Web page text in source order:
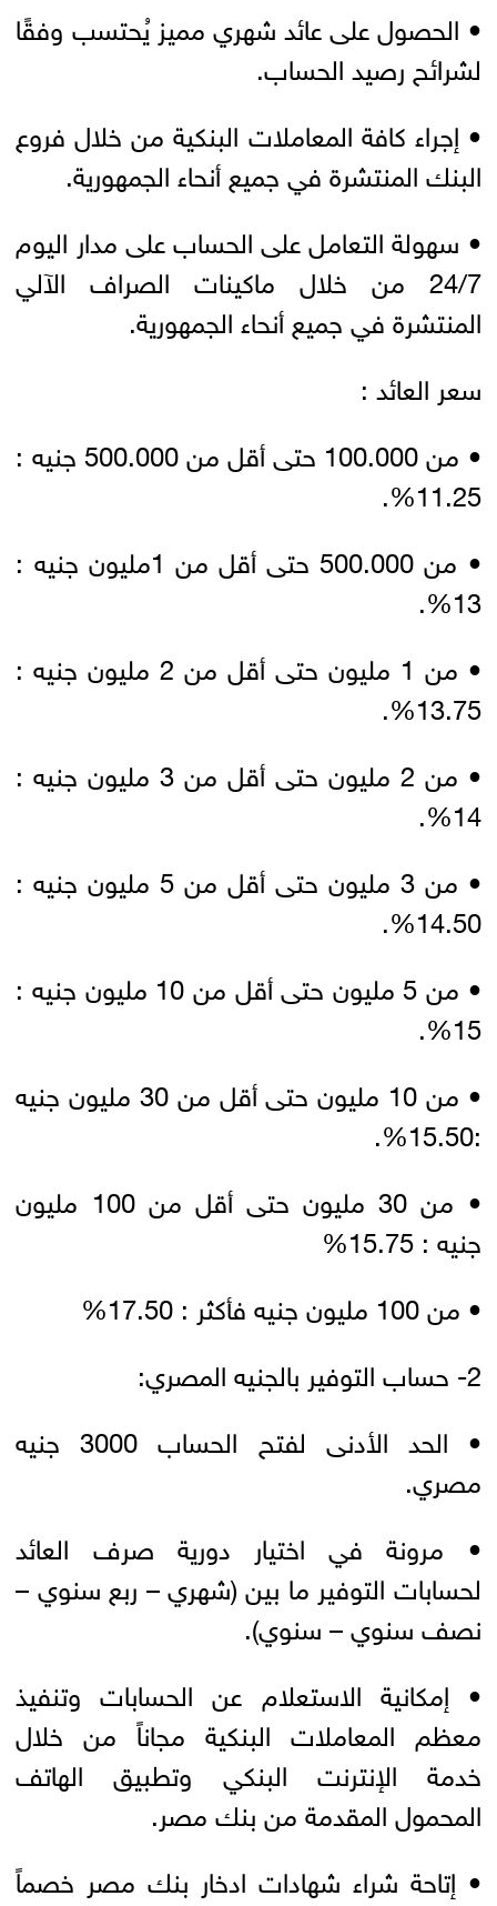
• الحصول على عائد شهري مميز يُحتسب وفقًا
لشرائح رصيد الحساب.
• إجراء كافة المعاملات البنكية من خلال فروع
البنك المنتشرة في جميع أنحاء الجمهورية.
• سهولة التعامل على الحساب على مدار اليوم
24/7 من خلال ماكينات الصراف الآلي
المنتشرة في جميع أنحاء الجمهورية.
سعر العائد :
• من 100.000 حتى أقل من 500.000 جنيه :
11.25%.
• من 500.000 حتى أقل من 1مليون جنيه :
13%.
• من 1 مليون حتى أقل من 2 مليون جنيه :
13.75%.
• من 2 مليون حتى أقل من 3 مليون جنيه :
14%.
• من 3 مليون حتى أقل من 5 مليون جنيه :
14.50%.
• من 5 مليون حتى أقل من 10 مليون جنيه :
15%.
• من 10 مليون حتى أقل من 30 مليون جنيه
:15.50%.
• من 30 مليون حتى أقل من 100 مليون
جنيه : 15.75%
• من 100 مليون جنيه فأكثر : 17.50%
2- حساب التوفير بالجنيه المصري:
• الحد الأدنى لفتح الحساب 3000 جنيه
مصري.
• مرونة في اختيار دورية صرف العائد
لحسابات التوفير ما بين (شهري – ربع سنوي –
نصف سنوي – سنوي).
• إمكانية الاستعلام عن الحسابات وتنفيذ
معظم المعاملات البنكية مجاناً من خلال
خدمة الإنترنت البنكي وتطبيق الهاتف
المحمول المقدمة من بنك مصر.
• إتاحة شراء شهادات ادخار بنك مصر خصماً